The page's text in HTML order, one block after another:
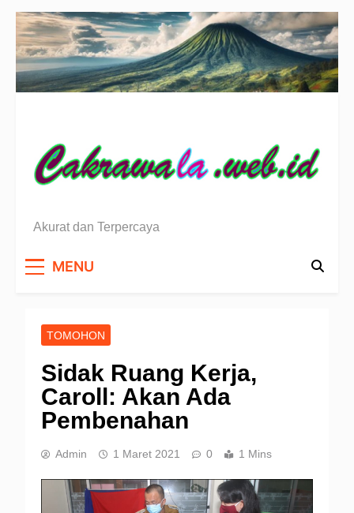
Skip
to
content
Berita Sulawesi Utara
Akurat dan Terpercaya
MENU
TOMOHON
Sidak Ruang Kerja,
Caroll: Akan Ada
Pembenahan
Admin 1 Maret 2021 0 1 Mins